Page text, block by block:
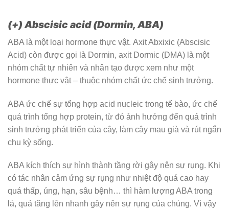
(+) Abscisic acid (Dormin, ABA)
ABA là một loại hormone thực vật. Axit Abxixic (Abscisic
Acid) còn được gọi là Dormin, axit Dormic (DMA) là một
nhóm chất tự nhiên và nhân tạo được xem như một
hormone thực vật – thuộc nhóm chất ức chế sinh trưởng.
ABA ức chế sự tổng hợp acid nucleic trong tế bào, ức chế
quá trình tổng hợp protein, từ đó ảnh hưởng đến quá trình
sinh trưởng phát triển của cây, làm cây mau già và rút ngắn
chu kỳ sống.
ABA kích thích sự hình thành tầng rời gây nên sự rụng. Khi
có tác nhân cảm ứng sự rụng như nhiệt độ quá cao hay
quá thấp, úng, hạn, sâu bệnh… thì hàm lượng ABA trong
lá, quả tăng lên nhanh gây nên sự rụng của chúng. Vì vậy